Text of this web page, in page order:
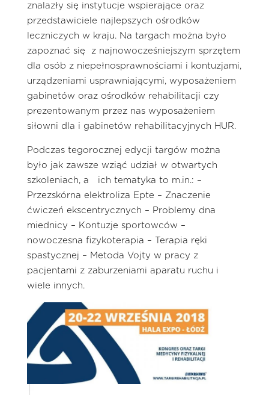
znalazły się instytucje wspierające oraz
przedstawiciele najlepszych ośrodków
leczniczych w kraju. Na targach można było
zapoznać się z najnowocześniejszym sprzętem
dla osób z niepełnosprawnościami i kontuzjami,
urządzeniami usprawniającymi, wyposażeniem
gabinetów oraz ośrodków rehabilitacji czy
prezentowanym przez nas wyposażeniem
siłowni dla i gabinetów rehabilitacyjnych HUR.
Podczas tegorocznej edycji targów można
było jak zawsze wziąć udział w otwartych
szkoleniach, a ich tematyka to m.in.: –
Przezskórna elektroliza Epte – Znaczenie
ćwiczeń ekscentrycznych – Problemy dna
miednicy – Kontuzje sportowców –
nowoczesna fizykoterapia – Terapia ręki
spastycznej – Metoda Vojty w pracy z
pacjentami z zaburzeniami aparatu ruchu i
wiele innych.